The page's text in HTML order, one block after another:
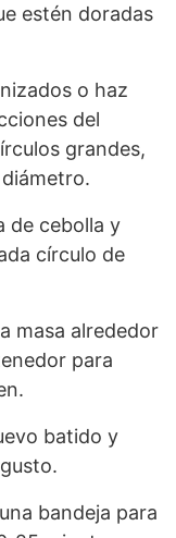
estén doradas
o haz
del
grandes,
de cebolla y
círculo de
masa alrededor
para
batido y
bandeja para